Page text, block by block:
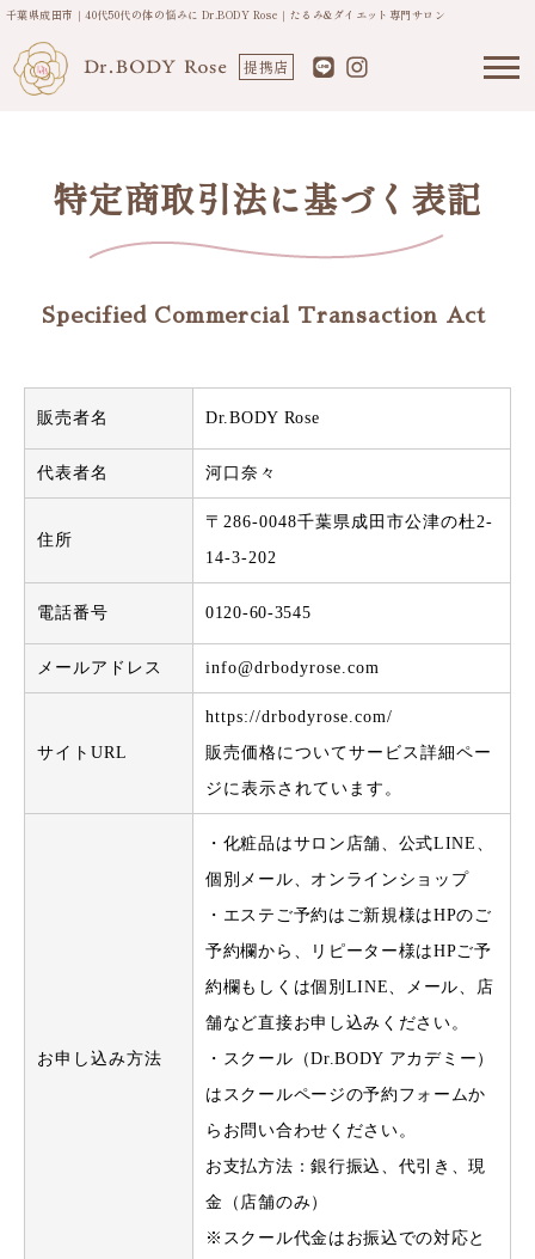
千葉県成田市｜40代50代の体の悩みに Dr.BODY Rose｜たるみ&ダイエット専門サロン
提携店
特定商取引法に基づく表記
Specified Commercial Transaction Act
販売者名 Dr.BODY Rose
代表者名 河口奈々
住所
〒286-0048千葉県成田市公津の杜2-
14-3-202
電話番号 0120-60-3545
メールアドレス info@drbodyrose.com
サイトURL
https://drbodyrose.com/
販売価格についてサービス詳細ペー
ジに表示されています。
お申し込み方法
・化粧品はサロン店舗、公式LINE、
個別メール、オンラインショップ
・エステご予約はご新規様はHPのご
予約欄から、リピーター様はHPご予
約欄もしくは個別LINE、メール、店
舗など直接お申し込みください。
・スクール（Dr.BODY アカデミー）
はスクールページの予約フォームか
らお問い合わせください。
お支払方法：銀行振込、代引き、現
金（店舗のみ）
※スクール代金はお振込での対応と